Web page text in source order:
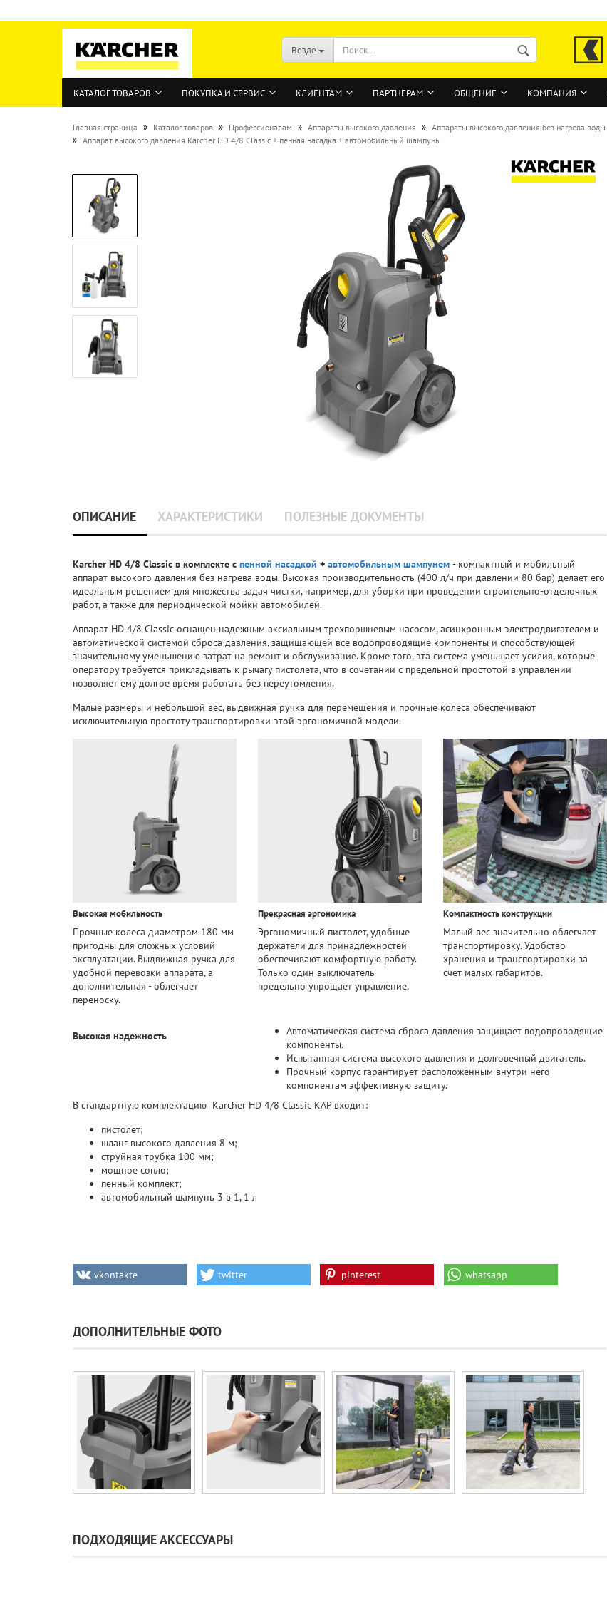
ВОЙТИ
Регистрация на сайте
Забыли пароль?
Везде
КАТАЛОГ ТОВАРОВ ПОКУПКА И СЕРВИС КЛИЕНТАМ ПАРТНЕРАМ ОБЩЕНИЕ КОМПАНИЯ
Главная страница » Каталог товаров » Профессионалам » Аппараты высокого давления » Аппараты высокого давления без нагрева воды
» Аппарат высокого давления Karcher HD 4/8 Classic + пенная насадка + автомобильный шампунь
ОПИСАНИЕ ХАРАКТЕРИСТИКИ ПОЛЕЗНЫЕ ДОКУМЕНТЫ
Karcher HD 4/8 Classic в комплекте с пенной насадкой + автомобильным шампунем - компактный и мобильный
аппарат высокого давления без нагрева воды. Высокая производительность (400 л/ч при давлении 80 бар) делает его
идеальным решением для множества задач чистки, например, для уборки при проведении строительно-отделочных
работ, а также для периодической мойки автомобилей.
Аппарат HD 4/8 Classic оснащен надежным аксиальным трехпоршневым насосом, асинхронным электродвигателем и
автоматической системой сброса давления, защищающей все водопроводящие компоненты и способствующей
значительному уменьшению затрат на ремонт и обслуживание. Кроме того, эта система уменьшает усилия, которые
оператору требуется прикладывать к рычагу пистолета, что в сочетании с предельной простотой в управлении
позволяет ему долгое время работать без переутомления.
Малые размеры и небольшой вес, выдвижная ручка для перемещения и прочные колеса обеспечивают
исключительную простоту транспортировки этой эргономичной модели.
Высокая мобильность
Прочные колеса диаметром 180 мм
пригодны для сложных условий
эксплуатации. Выдвижная ручка для
удобной перевозки аппарата, а
дополнительная - облегчает
переноску.
Прекрасная эргономика
Эргономичный пистолет, удобные
держатели для принадлежностей
обеспечивают комфортную работу.
Только один выключатель
предельно упрощает управление.
Компактность конструкции
Малый вес значительно облегчает
транспортировку. Удобство
хранения и транспортировки за
счет малых габаритов.
Высокая надежность
Автоматическая система сброса давления защищает водопроводящие
компоненты.
Испытанная система высокого давления и долговечный двигатель.
Прочный корпус гарантирует расположенным внутри него
компонентам эффективную защиту.
В стандартную комплектацию Karcher HD 4/8 Classic KAP входит:
пистолет;
шланг высокого давления 8 м;
струйная трубка 100 мм;
мощное сопло;
пенный комплект;
автомобильный шампунь 3 в 1, 1 л
vkontakte twitter pinterest whatsapp
ДОПОЛНИТЕЛЬНЫЕ ФОТО
ПОДХОДЯЩИЕ АКСЕССУАРЫ